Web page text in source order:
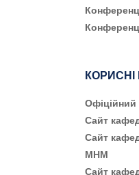
Сайт
Сайт
МНМ
Сайт